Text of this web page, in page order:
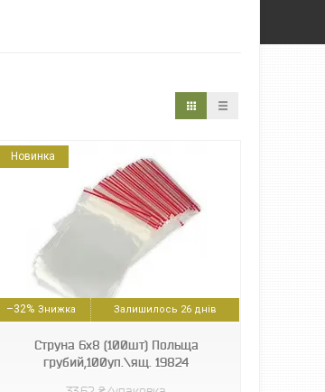
Новинка
–32% Залишилось 26 днів
Струна 6х8 (100шт) Польща
грубий,100уп.\ящ. 19824